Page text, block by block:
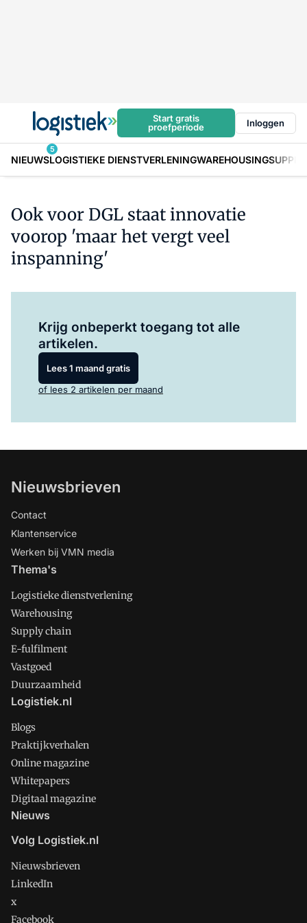
Start gratis
proefperiode
Inloggen
NIEUWS
5
LOGISTIEKE DIENSTVERLENINGWAREHOUSING
Ook voor DGL staat innovatie
voorop 'maar het vergt veel
inspanning'
Krijg onbeperkt toegang tot alle
artikelen.
Lees 1 maand gratis
of lees 2 artikelen per maand
Nieuwsbrieven
Contact
Klantenservice
Werken bij VMN media
Thema's
Logistieke dienstverlening
Warehousing
Supply chain
E-fulfilment
Vastgoed
Duurzaamheid
Logistiek.nl
Blogs
Praktijkverhalen
Online magazine
Whitepapers
Digitaal magazine
Nieuws
Volg Logistiek.nl
Nieuwsbrieven
LinkedIn
x
Facebook